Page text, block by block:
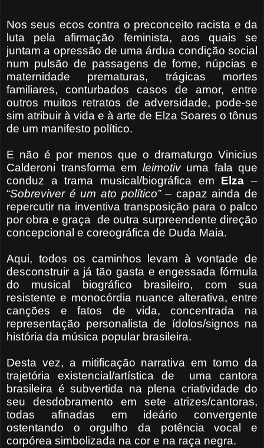
Nos seus ecos contra o preconceito racista e da
luta pela afirmação feminista, aos quais se
juntam a opressão de uma árdua condição social
num pulsão de passagens de fome, núpcias e
maternidade prematuras, trágicas mortes
familiares, conturbados casos de amor, entre
outros muitos retratos de adversidade, pode-se
sim atribuir à vida e à arte de Elza Soares o tônus
de um manifesto político.
E não é por menos que o dramaturgo Vinicius
Calderoni transforma em leimotivuma fala que
conduz a trama musical/biográfica em Elza–
“Sobreviver é um ato político”– capaz ainda de
repercutir na inventiva transposição para o palco
por obra e graça de outra surpreendente direção
concepcional e coreográfica de Duda Maia.
Aqui, todos os caminhos levam à vontade de
desconstruir a já tão gasta e engessada fórmula
do musical biográfico brasileiro, com sua
resistente e monocórdia nuance alterativa, entre
canções e fatos de vida, concentrada na
representação personalista de ídolos/signos na
história da música popular brasileira.
Desta vez, a mitificação narrativa em torno da
trajetória existencial/artística de
uma cantora
brasileira é subvertida na plena criatividade do
seu desdobramento em sete atrizes/cantoras,
todas afinadas em ideário convergente
ostentando o orgulho da potência vocal e
corpórea simbolizada na cor e na raça negra.